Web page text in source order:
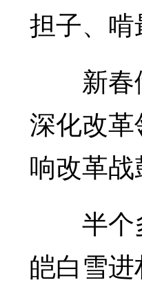
担子、啃
新春伊
深化改
响改革
半个多
皑白雪